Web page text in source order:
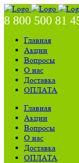
8 800 500 81
Главная
Акции
Вопросы
О нас
Доставка
ОПЛАТА
Главная
Акции
Вопросы
О нас
Доставка
ОПЛАТА